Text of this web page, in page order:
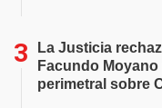
La Justicia
Facundo
perimetral sobre